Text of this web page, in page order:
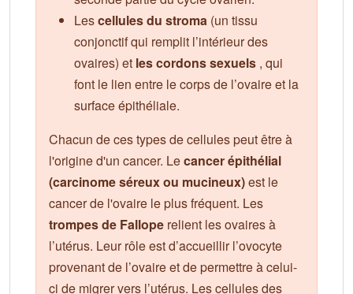
Lescellules du stroma (un tissu
conjonctif qui remplit l’intérieur des
ovaires) et les cordons sexuels , qui
font le lien entre le corps de l’ovaire et la
surface épithéliale.
Chacun de ces types de cellules peut être à
l'origine d'un cancer. Lecancer épithélial
(carcinome séreux ou mucineux)est le
cancer de l'ovaire le plus fréquent. Les
trompes de Fallope relient les ovaires à
l’utérus. Leur rôle est d’accueillir l’ovocyte
provenant de l’ovaire et de permettre à celui-
ci de migrer vers l’utérus. Les cellules des